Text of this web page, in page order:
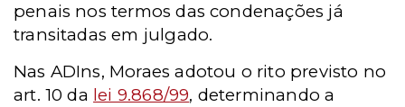
penais nos termos das condenações já
transitadas em julgado.
Nas ADIns, Moraes adotou o rito previsto no
art. 10 da lei 9.868/99, determinando a